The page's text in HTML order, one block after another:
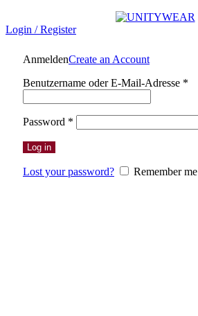
Login / Register
AnmeldenCreate an Account
Benutzername oder E-Mail-Adresse *
Password *
Log in
Lost your password? Remember me